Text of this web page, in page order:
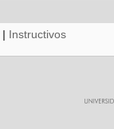
| Instructivos